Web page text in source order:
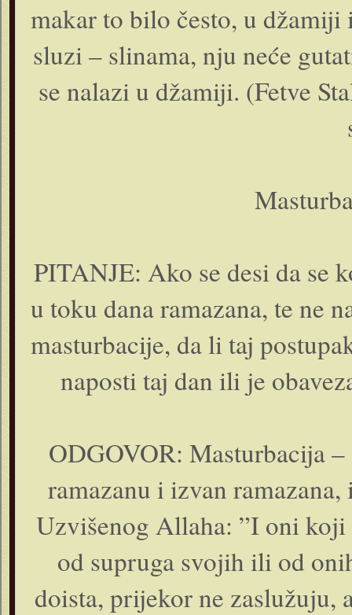
makar to bilo često, u
sluzi – slinama, nju neće
se nalazi u džamiji. (Fetve
PITANJE: Ako se desi da se
u toku dana ramazana, te ne
masturbacije, da li taj
naposti taj dan ili je
ODGOVOR: Masturbacija
ramazanu i izvan
Uzvišenog Allaha: ”I oni
od supruga svojih ili od
doista, prijekor ne zaslužuju,